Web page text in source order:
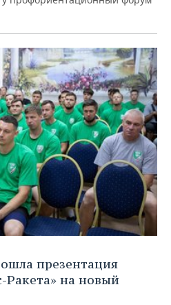
презентация
Ракета» на новый